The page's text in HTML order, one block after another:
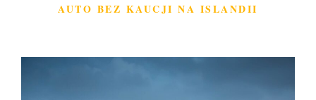
AUTO BEZ KAUCJI NA ISLANDII